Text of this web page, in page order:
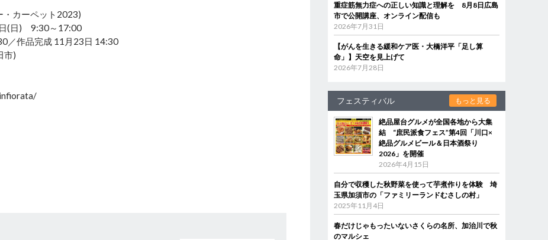
・カーペット2023)
(日) 9:30～17:00
品完成 11月23日 14:30
市)
重症筋無力症への正しい知識と理解を 8月8日広島
市で公開講座、オンライン配信も
2026年7月31日
【がんを生きる緩和ケア医・大橋洋平「足し算
命」】天空を見上げて
2026年7月28日
フェスティバル もっと見る
絶品屋台グルメが全国各地から大集
結 “庶民派食フェス”第4回「川口×
絶品グルメビール＆日本酒祭り
2026」を開催
2026年4月15日
自分で収穫した秋野菜を使って芋煮作りを体験 埼
玉県加須市の「ファミリーランドむさしの村」
2025年11月4日
春だけじゃもったいないさくらの名所、加治川で秋
のマルシェ